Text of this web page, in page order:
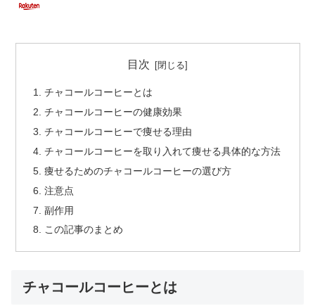
目次
チャコールコーヒーとは
チャコールコーヒーの健康効果
チャコールコーヒーで痩せる理由
チャコールコーヒーを取り入れて痩せる具体的な方法
痩せるためのチャコールコーヒーの選び方
注意点
副作用
この記事のまとめ
チャコールコーヒーとは